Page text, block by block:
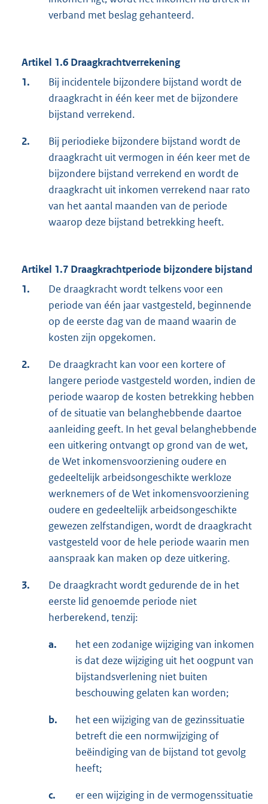
verband met beslag gehanteerd.
Artikel 1.6 Draagkrachtverrekening
1.
Bij incidentele bijzondere bijstand wordt de
draagkracht in één keer met de bijzondere
bijstand verrekend.
2.
Bij periodieke bijzondere bijstand wordt de
draagkracht uit vermogen in één keer met de
bijzondere bijstand verrekend en wordt de
draagkracht uit inkomen verrekend naar rato
van het aantal maanden van de periode
waarop deze bijstand betrekking heeft.
Artikel 1.7 Draagkrachtperiode bijzondere bijstand
1.
De draagkracht wordt telkens voor een
periode van één jaar vastgesteld, beginnende
op de eerste dag van de maand waarin de
kosten zijn opgekomen.
2.
De draagkracht kan voor een kortere of
langere periode vastgesteld worden, indien de
periode waarop de kosten betrekking hebben
of de situatie van belanghebbende daartoe
aanleiding geeft. In het geval belanghebbende
een uitkering ontvangt op grond van de wet,
de Wet inkomensvoorziening oudere en
gedeeltelijk arbeidsongeschikte werkloze
werknemers of de Wet inkomensvoorziening
oudere en gedeeltelijk arbeidsongeschikte
gewezen zelfstandigen, wordt de draagkracht
vastgesteld voor de hele periode waarin men
aanspraak kan maken op deze uitkering.
3.
De draagkracht wordt gedurende de in het
eerste lid genoemde periode niet
herberekend, tenzij:
a.
het een zodanige wijziging van inkomen
is dat deze wijziging uit het oogpunt van
bijstandsverlening niet buiten
beschouwing gelaten kan worden;
b.
het een wijziging van de gezinssituatie
betreft die een normwijziging of
beëindiging van de bijstand tot gevolg
heeft;
c. er een wijziging in de vermogenssituatie